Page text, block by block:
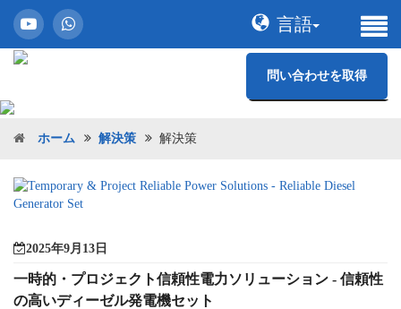
言語
問い合わせを取得
ホーム 解決策 解決策
2025年9月13日
一時的・プロジェクト信頼性電力ソリューション - 信頼性
の高いディーゼル発電機セット